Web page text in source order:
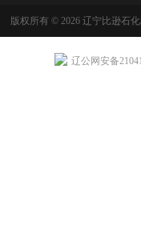
版权所有 © 2026 辽宁比逊石
辽公网安备